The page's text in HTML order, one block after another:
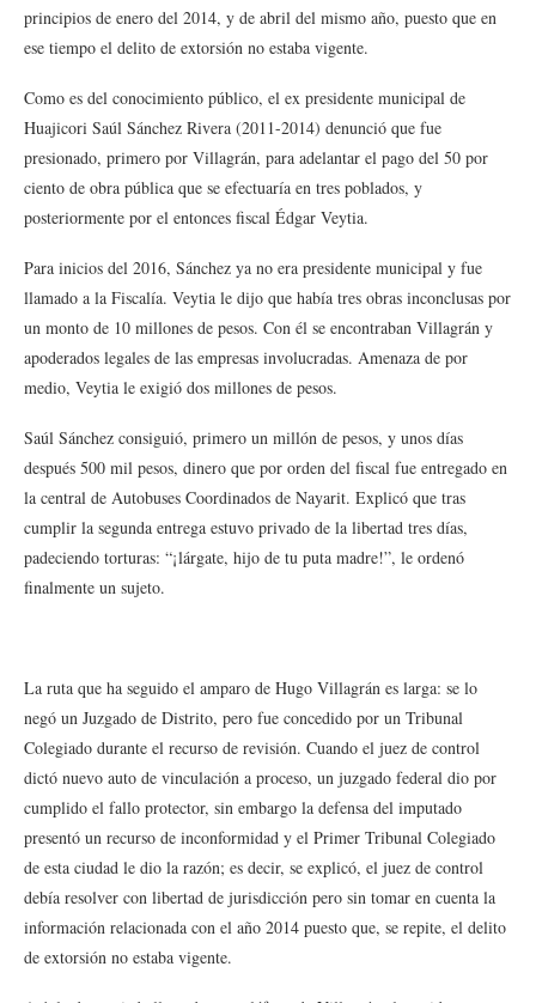
principios de enero del 2014, y de abril del mismo año, puesto que en
ese tiempo el delito de extorsión no estaba vigente.
Como es del conocimiento público, el ex presidente municipal de
Huajicori Saúl Sánchez Rivera (2011-2014) denunció que fue
presionado, primero por Villagrán, para adelantar el pago del 50 por
ciento de obra pública que se efectuaría en tres poblados, y
posteriormente por el entonces fiscal Édgar Veytia.
Para inicios del 2016, Sánchez ya no era presidente municipal y fue
llamado a la Fiscalía. Veytia le dijo que había tres obras inconclusas por
un monto de 10 millones de pesos. Con él se encontraban Villagrán y
apoderados legales de las empresas involucradas. Amenaza de por
medio, Veytia le exigió dos millones de pesos.
Saúl Sánchez consiguió, primero un millón de pesos, y unos días
después 500 mil pesos, dinero que por orden del fiscal fue entregado en
la central de Autobuses Coordinados de Nayarit. Explicó que tras
cumplir la segunda entrega estuvo privado de la libertad tres días,
padeciendo torturas: “¡lárgate, hijo de tu puta madre!”, le ordenó
finalmente un sujeto.
La ruta que ha seguido el amparo de Hugo Villagrán es larga: se lo
negó un Juzgado de Distrito, pero fue concedido por un Tribunal
Colegiado durante el recurso de revisión. Cuando el juez de control
dictó nuevo auto de vinculación a proceso, un juzgado federal dio por
cumplido el fallo protector, sin embargo la defensa del imputado
presentó un recurso de inconformidad y el Primer Tribunal Colegiado
de esta ciudad le dio la razón; es decir, se explicó, el juez de control
debía resolver con libertad de jurisdicción pero sin tomar en cuenta la
información relacionada con el año 2014 puesto que, se repite, el delito
de extorsión no estaba vigente.